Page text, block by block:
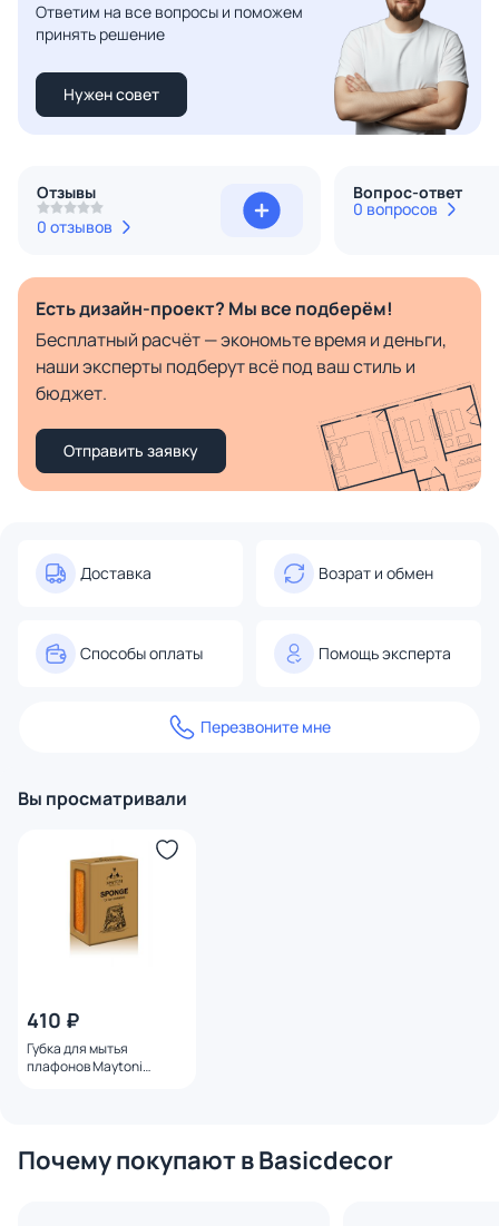
Ответим на все вопросы и поможем
принять решение
Нужен совет
Отзывы
0 отзывов
Вопрос-ответ
0 вопросов
Есть дизайн-проект? Мы все подберём!
Бесплатный расчёт — экономьте время и деньги,
наши эксперты подберут всё под ваш стиль и
бюджет.
Отправить заявку
Доставка Возрат и обмен
Способы оплаты Помощь эксперта
Перезвоните мне
Вы просматривали
410 ₽
Губка для мытья
плафонов Maytoni
Почему покупают в Basicdecor